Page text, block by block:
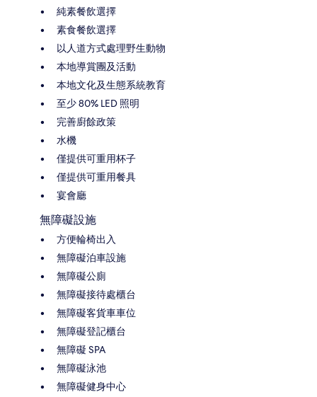
純素餐飲選擇
素食餐飲選擇
以人道方式處理野生動物
本地導賞團及活動
本地文化及生態系統教育
至少 80% LED 照明
完善廚餘政策
水機
僅提供可重用杯子
僅提供可重用餐具
宴會廳
無障礙設施
方便輪椅出入
無障礙泊車設施
無障礙公廁
無障礙接待處櫃台
無障礙客貨車車位
無障礙登記櫃台
無障礙 SPA
無障礙泳池
無障礙健身中心